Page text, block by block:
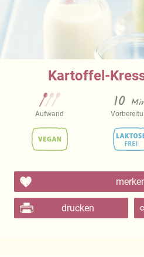
Kartoffel-
Aufwand
10
drucken